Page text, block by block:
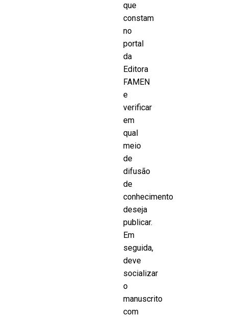
que
constam
no
portal
da
Editora
FAMEN
e
verificar
em
qual
meio
de
difusão
de
conhecimento
deseja
publicar.
Em
seguida,
deve
socializar
o
manuscrito
com